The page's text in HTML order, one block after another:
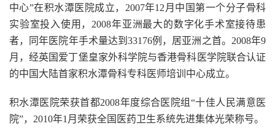
中心”在积水潭医院成立，2007年12月中国第一个分子骨科
实验室投入使用，2008年亚洲最大的数字化手术室接待患
者，同年医院年手术量达到33176例，居亚洲之首。2008年9
月，经英国爱丁堡皇家外科学院与香港骨科医学院联合认证
的中国大陆首家积水潭骨科专科医师培训中心成立。
积水潭医院荣获首都2008年度综合医院组“十佳人民满意医
院”，2010年1月荣获全国医药卫生系统先进集体光荣称号。